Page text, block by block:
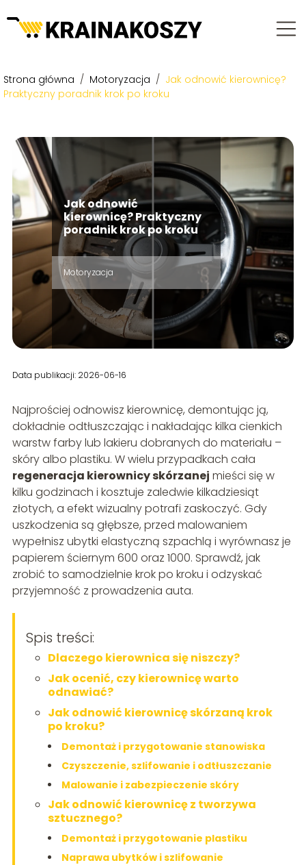
Strona główna / Motoryzacja / Jak odnowić kierownicę?
Praktyczny poradnik krok po kroku
Jak odnowić
kierownicę? Praktyczny
poradnik krok po kroku
Motoryzacja
Data publikacji: 2026-06-16
Najprościej odnowisz kierownicę, demontując ją,
dokładnie odtłuszczając i nakładając kilka cienkich
warstw farby lub lakieru dobranych do materiału –
skóry albo plastiku. W wielu przypadkach cała
regeneracja kierownicy skórzanej mieści się w
kilku godzinach i kosztuje zaledwie kilkadziesiąt
złotych, a efekt wizualny potrafi zaskoczyć. Gdy
uszkodzenia są głębsze, przed malowaniem
wypełnisz ubytki elastyczną szpachlą i wyrównasz je
papierem ściernym 600 oraz 1000. Sprawdź, jak
zrobić to samodzielnie krok po kroku i odzyskać
przyjemność z prowadzenia auta.
Spis treści:
Dlaczego kierownica się niszczy?
Jak ocenić, czy kierownicę warto
odnawiać?
Jak odnowić kierownicę skórzaną krok
po kroku?
Demontaż i przygotowanie stanowiska
Czyszczenie, szlifowanie i odtłuszczanie
Malowanie i zabezpieczenie skóry
Jak odnowić kierownicę z tworzywa
sztucznego?
Demontaż i przygotowanie plastiku
Naprawa ubytków i szlifowanie